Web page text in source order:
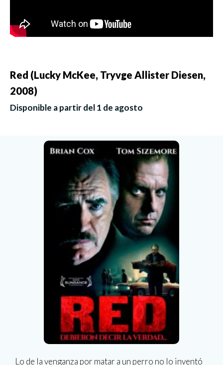
Red (Lucky McKee, Tryvge Allister Diesen,
2008)
Disponible a partir del 1 de agosto
Lo de la venganza por matar a un perro no lo inventó